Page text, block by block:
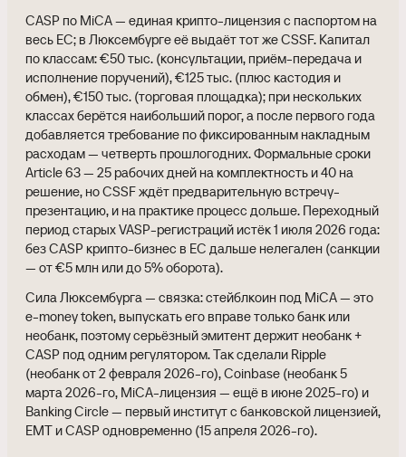
CASP по MiCA — единая крипто-лицензия с паспортом на
весь ЕС; в Люксембурге её выдаёт тот же CSSF. Капитал
по классам: €50 тыс. (консультации, приём-передача и
исполнение поручений), €125 тыс. (плюс кастодия и
обмен), €150 тыс. (торговая площадка); при нескольких
классах берётся наибольший порог, а после первого года
добавляется требование по фиксированным накладным
расходам — четверть прошлогодних. Формальные сроки
Article 63 — 25 рабочих дней на комплектность и 40 на
решение, но CSSF ждёт предварительную встречу-
презентацию, и на практике процесс дольше. Переходный
период старых VASP-регистраций истёк 1 июля 2026 года:
без CASP крипто-бизнес в ЕС дальше нелегален (санкции
— от €5 млн или до 5% оборота).
Сила Люксембурга — связка: стейблкоин под MiCA — это
e-money token, выпускать его вправе только банк или
необанк, поэтому серьёзный эмитент держит необанк +
CASP под одним регулятором. Так сделали Ripple
(необанк от 2 февраля 2026-го), Coinbase (необанк 5
марта 2026-го, MiCA-лицензия — ещё в июне 2025-го) и
Banking Circle — первый институт с банковской лицензией,
EMT и CASP одновременно (15 апреля 2026-го).